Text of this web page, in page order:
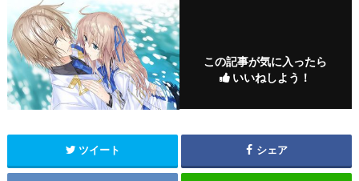
この記事が気に入ったら
いいねしよう！
ツイート シェア